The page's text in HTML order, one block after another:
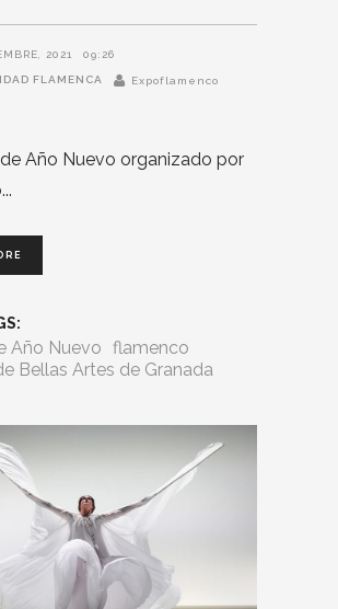
2021 09:26
FLAMENCA Expoflamenco
Año Nuevo organizado por
Año Nuevo flamenco
Bellas Artes de Granada